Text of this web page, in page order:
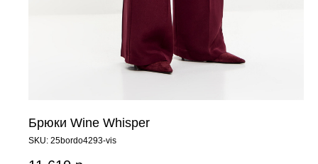
Брюки Wine Whisper
SKU: 25bordo4293-vis